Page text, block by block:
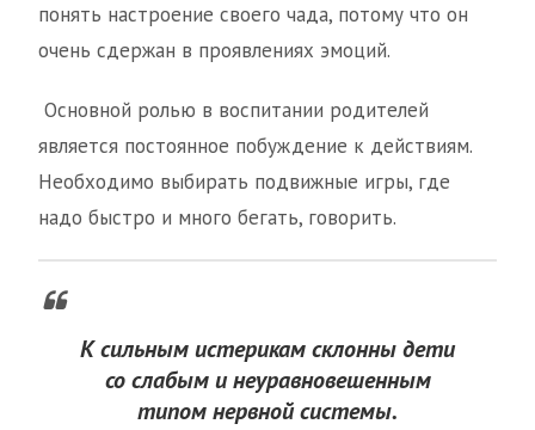
понять настроение своего чада, потому что он
очень сдержан в проявлениях эмоций.
Основной ролью в воспитании родителей
является постоянное побуждение к действиям.
Необходимо выбирать подвижные игры, где
надо быстро и много бегать, говорить.
К сильным истерикам склонны дети
со слабым и неуравновешенным
типом нервной системы.